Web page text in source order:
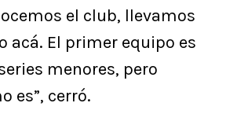
el club, llevamos
acá. El primer equipo es
menores, pero
es”, cerró.